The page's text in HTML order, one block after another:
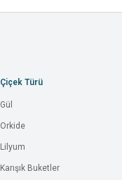
Çiçek Türü
Gül
Orkide
Lilyum
Karışık Buketler